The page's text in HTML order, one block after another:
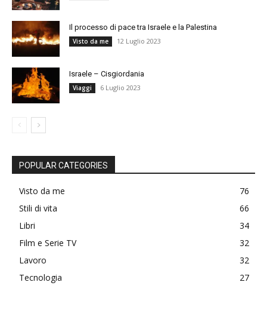
Il processo di pace tra Israele e la Palestina
Visto da me 12 Luglio 2023
Israele – Cisgiordania
Viaggi 6 Luglio 2023
POPULAR CATEGORIES
Visto da me
76
Stili di vita
66
Libri
34
Film e Serie TV
32
Lavoro
32
Tecnologia
27